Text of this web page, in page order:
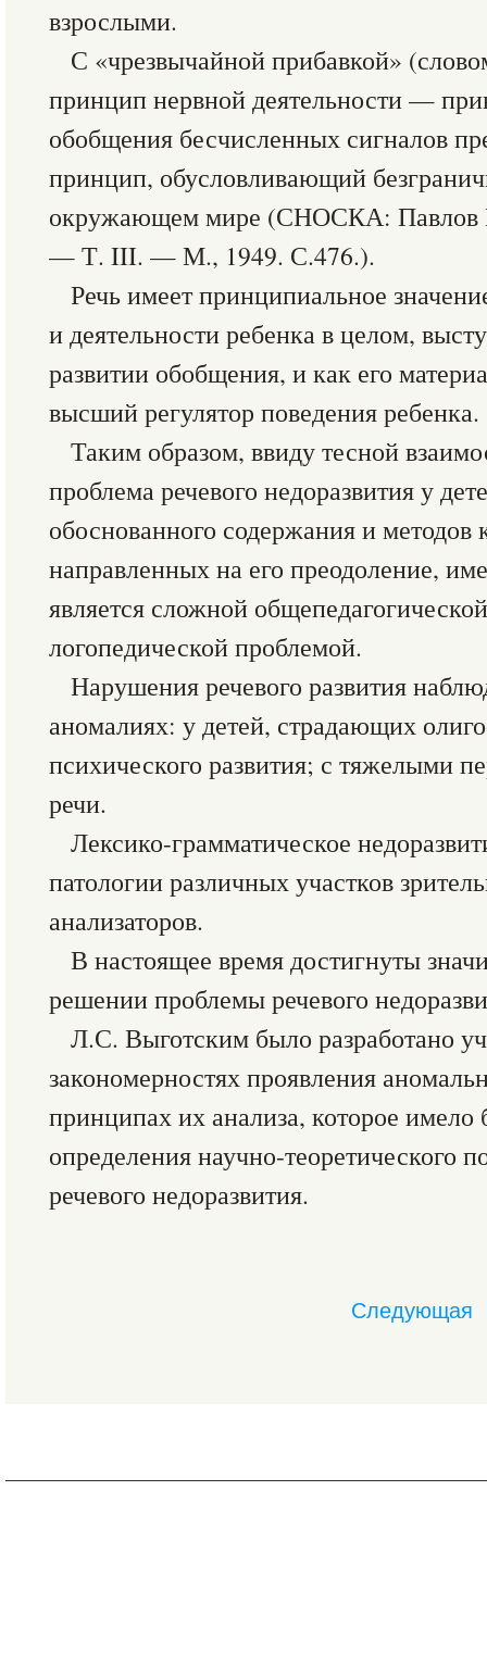
взрослыми.
С «чрезвычайной прибавкой»
принцип нервной деятельности —
обобщения бесчисленных сигналов
принцип, обусловливающий
окружающем мире (СНОСКА: Павлов
— Т. III. — М., 1949. С.476.).
Речь имеет принципиальное
и деятельности ребенка в целом,
развитии обобщения, и как его
высший регулятор поведения ребенка.
Таким образом, ввиду тесной
проблема речевого недоразвития у
обоснованного содержания и
направленных на его преодоление,
является сложной
логопедической проблемой.
Нарушения речевого развития
аномалиях: у детей, страдающих
психического развития; с тяжелыми
речи.
Лексико-грамматическое
патологии различных участков
анализаторов.
В настоящее время достигнуты
решении проблемы речевого
Л.С. Выготским было разработано
закономерностях проявления
принципах их анализа, которое имело
определения научно-теоретического
речевого недоразвития.
Следующая